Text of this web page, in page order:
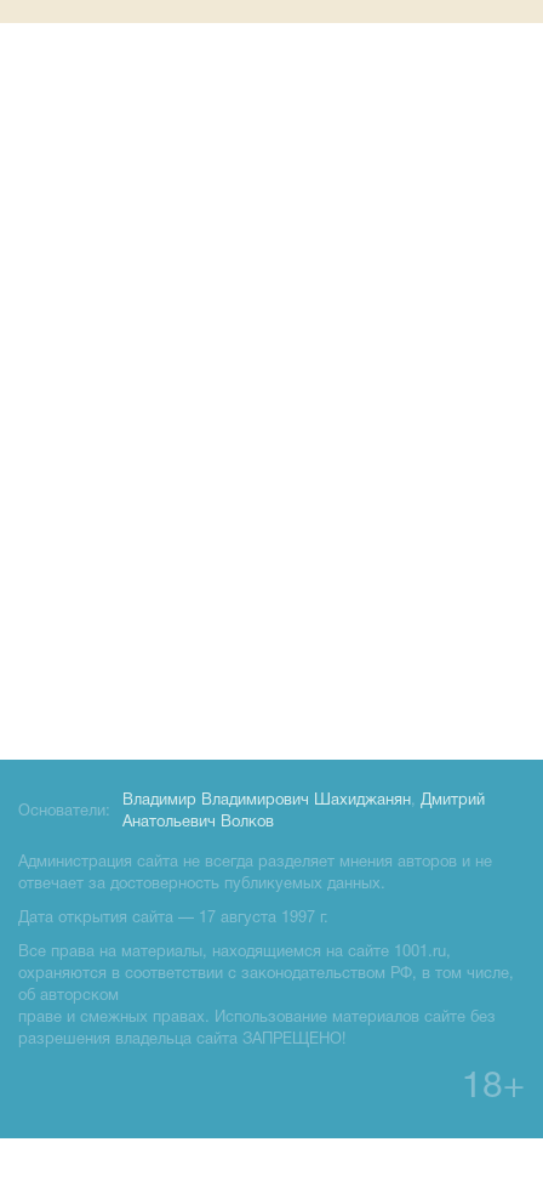
Основатели:
Владимир Владимирович Шахиджанян, Дмитрий
Анатольевич Волков
Администрация сайта не всегда разделяет мнения авторов и не
отвечает за достоверность публикуемых данных.
Дата открытия сайта — 17 августа 1997 г.
Все права на материалы, находящиемся на сайте 1001.ru,
охраняются в соответствии с законодательством РФ, в том числе,
об авторском
праве и смежных правах. Использование материалов сайте без
разрешения владельца сайта ЗАПРЕЩЕНО!
18+